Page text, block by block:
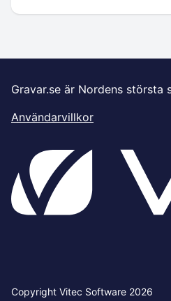
Gravar.se är Nordens
Användarvillkor
Copyright Vitec Software 2026